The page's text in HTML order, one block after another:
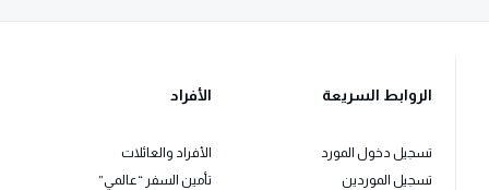
الروابط السريعة
تسجيل دخول المورد
تسجيل الموردين
الأفراد
الأفراد والعائلات
تأمين السفر “عالمي”